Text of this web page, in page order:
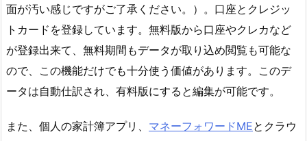
面が汚い感じですがご了承ください。）。口座とクレジッ
トカードを登録しています。無料版から口座やクレカなど
が登録出来て、無料期間もデータが取り込め閲覧も可能な
ので、この機能だけでも十分使う価値があります。このデ
ータは自動仕訳され、有料版にすると編集が可能です。
また、個人の家計簿アプリ、 マネーフォワードMEとクラウ